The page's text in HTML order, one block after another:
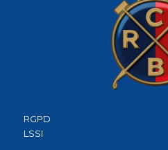
RGPD
LSSI